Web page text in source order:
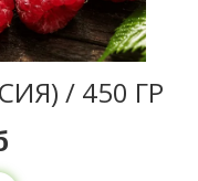
/ 450 ГР